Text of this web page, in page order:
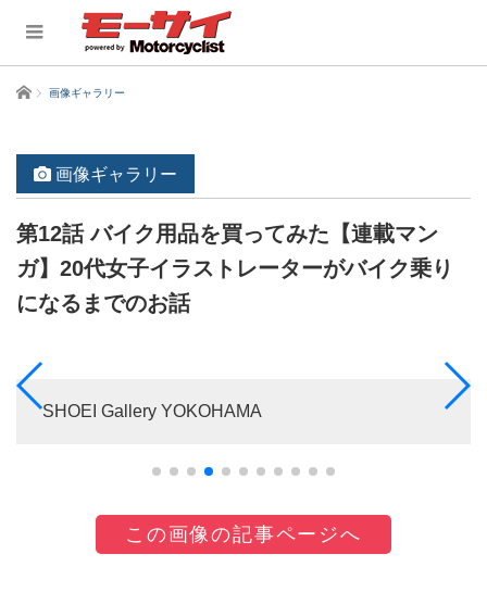
ホーム 画像ギャラリー
画像ギャラリー
第12話 バイク用品を買ってみた【連載マン
ガ】20代女子イラストレーターがバイク乗り
になるまでのお話
SHOEI Gallery YOKOHAMA
この画像の記事ページへ